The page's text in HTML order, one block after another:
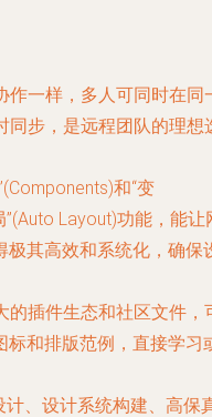
作一样，多人可同时在同
同步，是远程团队的理想
和“变
Layout)功能，能让
极其高效和系统化，确保
的插件生态和社区文件，
标和排版范例，直接学习
计、设计系统构建、高保